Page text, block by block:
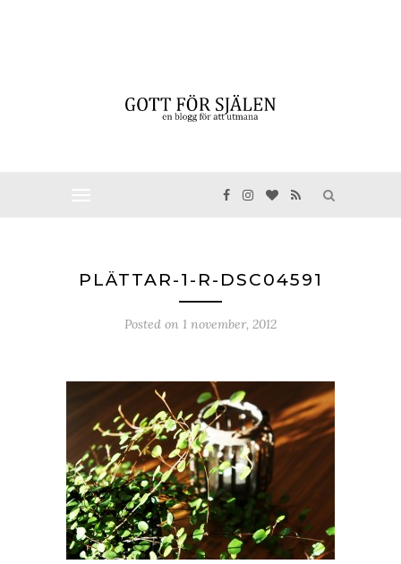
PLÄTTAR-1-R-DSC04591
Posted on 1 november, 2012